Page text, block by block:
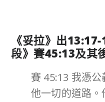
《妥拉》出13:17-
段》 賽45:13及其
賽 45:13 我憑
他一切的道路